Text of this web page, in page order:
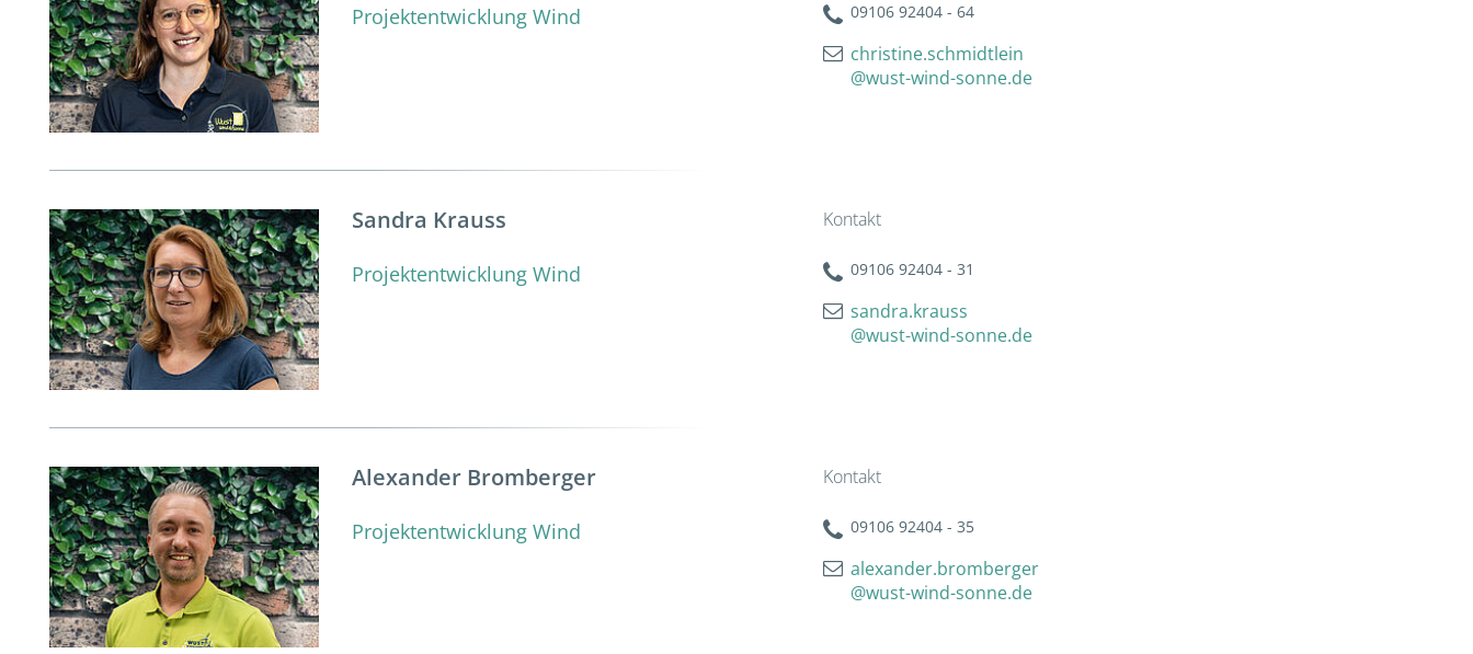
Projektentwicklung Wind 09106 92404 - 64
christine.schmidtlein
@wust-wind-sonne.de
Sandra Krauss
Projektentwicklung Wind
Kontakt
09106 92404 - 31
sandra.krauss
@wust-wind-sonne.de
Alexander Bromberger
Projektentwicklung Wind
Kontakt
09106 92404 - 35
alexander.bromberger
@wust-wind-sonne.de